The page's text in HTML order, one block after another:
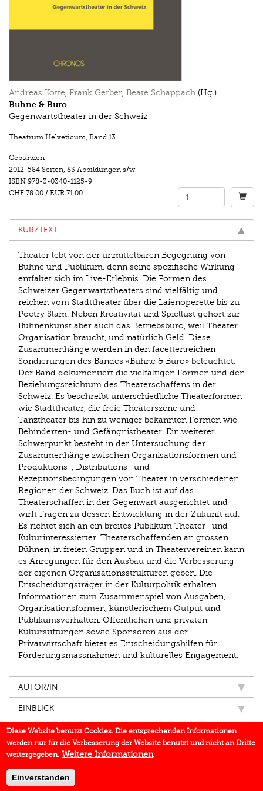
Andreas Kotte, Frank Gerber, Beate Schappach (Hg.)
Bühne & Büro
Gegenwartstheater in der Schweiz
Theatrum Helveticum, Band 13
Gebunden
2012. 584 Seiten, 83 Abbildungen s/w.
ISBN 978-3-0340-1125-9
CHF 78.00 / EUR 71.00
KURZTEXT
Theater lebt von der unmittelbaren Begegnung von
Bühne und Publikum. denn seine spezifische Wirkung
entfaltet sich im Live-Erlebnis. Die Formen des
Schweizer Gegenwartstheaters sind vielfältig und
reichen vom Stadttheater über die Laienoperette bis zu
Poetry Slam. Neben Kreativität und Spiellust gehört zur
Bühnenkunst aber auch das Betriebsbüro, weil Theater
Organisation braucht, und natürlich Geld. Diese
Zusammenhänge werden in den facettenreichen
Sondierungen des Bandes «Bühne & Büro» beleuchtet.
Der Band dokumentiert die vielfältigen Formen und den
Beziehungsreichtum des Theaterschaffens in der
Schweiz. Es beschreibt unterschiedliche Theaterformen
wie Stadttheater, die freie Theaterszene und
Tanztheater bis hin zu weniger bekannten Formen wie
Behinderten- und Gefängnistheater. Ein weiterer
Schwerpunkt besteht in der Untersuchung der
Zusammenhänge zwischen Organisationsformen und
Produktions-, Distributions- und
Rezeptionsbedingungen von Theater in verschiedenen
Regionen der Schweiz. Das Buch ist auf das
Theaterschaffen in der Gegenwart ausgerichtet und
wirft Fragen zu dessen Entwicklung in der Zukunft auf.
Es richtet sich an ein breites Publikum Theater- und
Kulturinteressierter. Theaterschaffenden an grossen
Bühnen, in freien Gruppen und in Theatervereinen kann
es Anregungen für den Ausbau und die Verbesserung
der eigenen Organisationsstrukturen geben. Die
Entscheidungsträger in der Kulturpolitik erhalten
Informationen zum Zusammenspiel von Ausgaben,
Organisationsformen, künstlerischem Output und
Publikumsverhalten. Öffentlichen und privaten
Kulturstiftungen sowie Sponsoren aus der
Privatwirtschaft bietet es Entscheidungshilfen für
Förderungsmassnahmen und kulturelles Engagement.
AUTOR/IN
EINBLICK
IN DEN MEDIEN
BUCHREIHE
DOWNLOADS
Diese Website benutzt Cookies. Die entsprechenden Informationen
werden nur für die Verbesserung der Website benutzt und nicht an Dritte
weitergegeben. Weitere Informationen
Einverstanden